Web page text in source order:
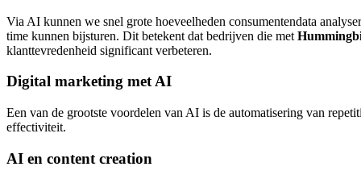
Via AI kunnen we snel grote hoeveelheden consumentendata
time kunnen bijsturen. Dit betekent dat bedrijven die met
klanttevredenheid significant verbeteren.
Digital marketing met AI
Een van de grootste voordelen van AI is de automatisering van
effectiviteit.
AI en content creation